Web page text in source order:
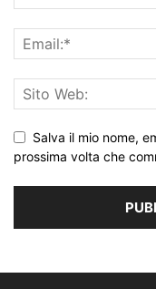
Salva il mio nome,
prossima volta che